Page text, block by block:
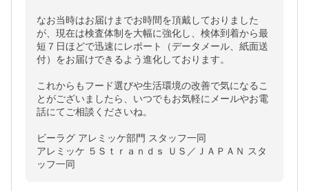
なお当時はお届けまでお時間を頂戴しておりました
が、現在は検査体制を大幅に強化し、検体到着から最
短７日ほどで迅速にレポート（データメール、紙面送
付）をお届けできるよう進化しております。
これからもフード選びや生活環境の改善で気になるこ
とがございましたら、いつでもお気軽にメールやお電
話にてご相談くださいね。
ビーラグ アレミッケ部門 スタッフ一同
アレミッケ ５Ｓｔｒａｎｄｓ ＵＳ／ＪＡＰＡＮ スタ
ッフ一同